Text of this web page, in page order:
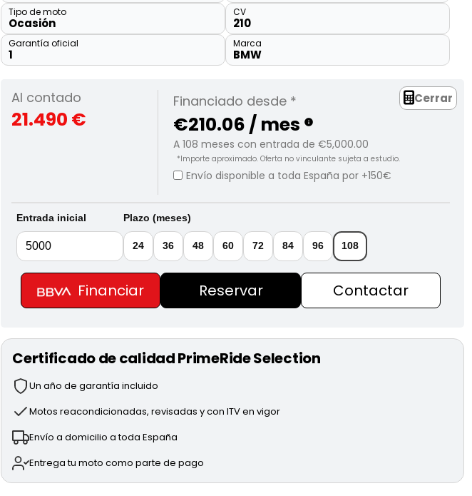
Tipo de moto
Ocasión
CV
210
Garantía oficial
1
Marca
BMW
Al contado
21.490 €
Financiado desde *
€210.06 / mes info
A 108 meses con entrada de €5,000.00
*Importe aproximado. Oferta no vinculante sujeta a estudio.
Envío disponible a toda España por +150€
Cerrar
Entrada inicial Plazo (meses)
24 36 48 60 72 84 96 108
Financiar Reservar Contactar
Certificado de calidad PrimeRide Selection
Un año de garantía incluido
Motos reacondicionadas, revisadas y con ITV en vigor
Envío a domicilio a toda España
Entrega tu moto como parte de pago